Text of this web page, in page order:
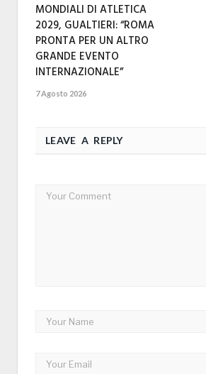
MONDIALI DI ATLETICA
2029, GUALTIERI: “ROMA
PRONTA PER UN ALTRO
GRANDE EVENTO
INTERNAZIONALE”
7 Agosto 2026
LEAVE A REPLY